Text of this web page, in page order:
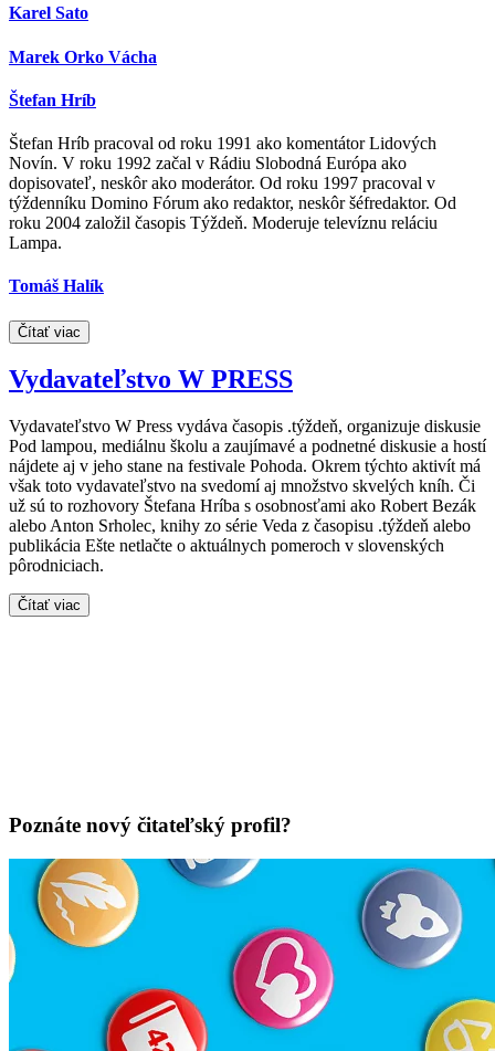
Karel Sato
Marek Orko Vácha
Štefan Hríb
Štefan Hríb pracoval od roku 1991 ako komentátor Lidových
Novín. V roku 1992 začal v Rádiu Slobodná Európa ako
dopisovateľ, neskôr ako moderátor. Od roku 1997 pracoval v
týždenníku Domino Fórum ako redaktor, neskôr šéfredaktor. Od
roku 2004 založil časopis Týždeň. Moderuje televíznu reláciu
Lampa.
Tomáš Halík
Čítať viac
Vydavateľstvo W PRESS
Vydavateľstvo W Press vydáva časopis .týždeň, organizuje diskusie
Pod lampou, mediálnu školu a zaujímavé a podnetné diskusie a hostí
nájdete aj v jeho stane na festivale Pohoda. Okrem týchto aktivít má
však toto vydavateľstvo na svedomí aj množstvo skvelých kníh. Či
už sú to rozhovory Štefana Hríba s osobnosťami ako Robert Bezák
alebo Anton Srholec, knihy zo série Veda z časopisu .týždeň alebo
publikácia Ešte netlačte o aktuálnych pomeroch v slovenských
pôrodniciach.
Čítať viac
Poznáte nový čitateľský profil?